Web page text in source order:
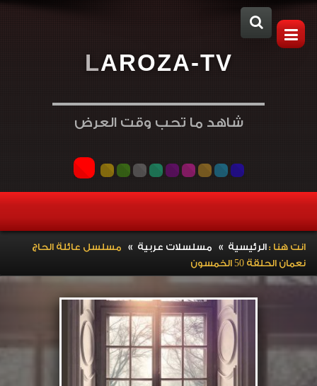
LAROZA-TV
شاهد ما تحب وقت العرض
انت هنا :الرئيسية » مسلسلات عربية » مسلسل عائلة الحاج
نعمان الحلقة 50 الخمسون